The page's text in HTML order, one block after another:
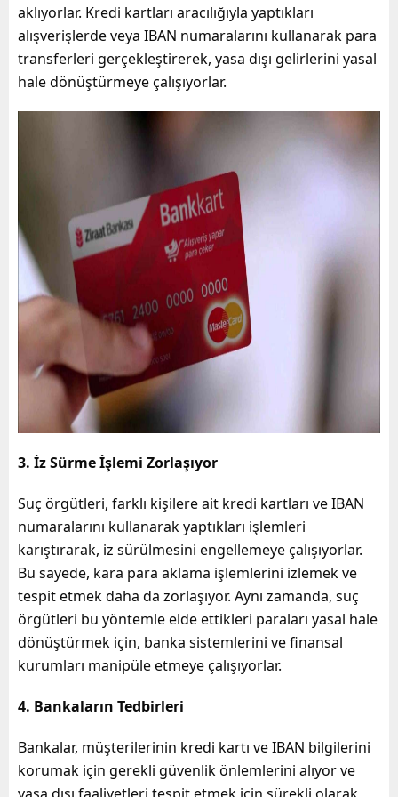
aklıyorlar. Kredi kartları aracılığıyla yaptıkları
alışverişlerde veya IBAN numaralarını kullanarak para
transferleri gerçekleştirerek, yasa dışı gelirlerini yasal
hale dönüştürmeye çalışıyorlar.
3. İz Sürme İşlemi Zorlaşıyor
Suç örgütleri, farklı kişilere ait kredi kartları ve IBAN
numaralarını kullanarak yaptıkları işlemleri
karıştırarak, iz sürülmesini engellemeye çalışıyorlar.
Bu sayede, kara para aklama işlemlerini izlemek ve
tespit etmek daha da zorlaşıyor. Aynı zamanda, suç
örgütleri bu yöntemle elde ettikleri paraları yasal hale
dönüştürmek için, banka sistemlerini ve finansal
kurumları manipüle etmeye çalışıyorlar.
4. Bankaların Tedbirleri
Bankalar, müşterilerinin kredi kartı ve IBAN bilgilerini
korumak için gerekli güvenlik önlemlerini alıyor ve
yasa dışı faaliyetleri tespit etmek için sürekli olarak